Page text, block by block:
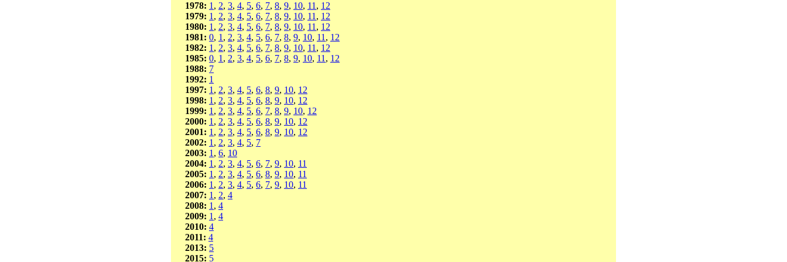
1978: 1 , 2, 3, 4, 5, 6, 7, 8, 9, 10, 11 , 12
1979: 1 , 2, 3, 4, 5, 6, 7, 8, 9, 10, 11 , 12
1980: 1 , 2, 3, 4, 5, 6, 7, 8, 9, 10, 11 , 12
1981: 0, 1 , 2, 3, 4, 5, 6, 7, 8, 9, 10, 11 , 12
1982: 1 , 2, 3, 4, 5, 6, 7, 8, 9, 10, 11 , 12
1985: 0, 1 , 2, 3, 4, 5, 6, 7, 8, 9, 10, 11 , 12
1988: 7
1992: 1
1997: 1 , 2, 3, 4, 5, 6, 8, 9, 10, 12
1998: 1 , 2, 3, 4, 5, 6, 8, 9, 10, 12
1999: 1 , 2, 3, 4, 5, 6, 7, 8, 9, 10, 12
2000: 1 , 2, 3, 4, 5, 6, 8, 9, 10, 12
2001: 1 , 2, 3, 4, 5, 6, 8, 9, 10, 12
2002: 1 , 2, 3, 4, 5, 7
2003: 1 , 6, 10
2004: 1 , 2, 3, 4, 5, 6, 7, 9, 10, 11
2005: 1 , 2, 3, 4, 5, 6, 8, 9, 10, 11
2006: 1 , 2, 3, 4, 5, 6, 7, 9, 10, 11
2007: 1 , 2, 4
2008: 1 , 4
2009: 1 , 4
2010: 4
2011: 4
2013: 5
2015: 5